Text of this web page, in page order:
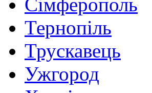
Сімферополь
Тернопіль
Трускавець
Ужгород